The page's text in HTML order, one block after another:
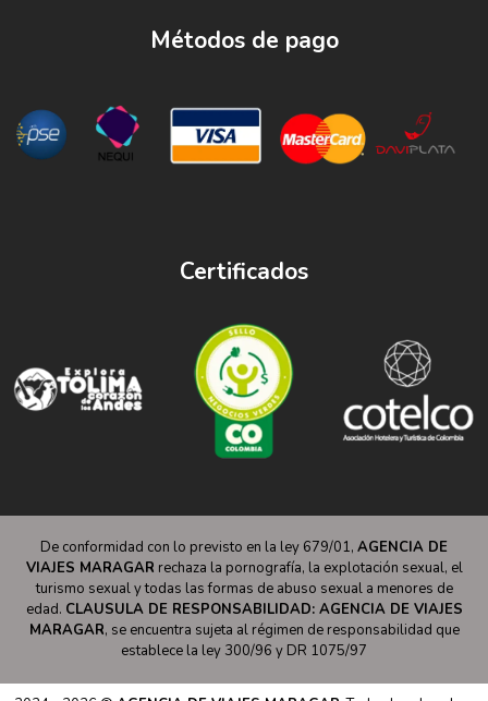
Métodos de pago
Certificados
De conformidad con lo previsto en la ley 679/01, AGENCIA DE
VIAJES MARAGAR rechaza la pornografía, la explotación sexual, el
turismo sexual y todas las formas de abuso sexual a menores de
edad. CLAUSULA DE RESPONSABILIDAD: AGENCIA DE VIAJES
MARAGAR, se encuentra sujeta al régimen de responsabilidad que
establece la ley 300/96 y DR 1075/97